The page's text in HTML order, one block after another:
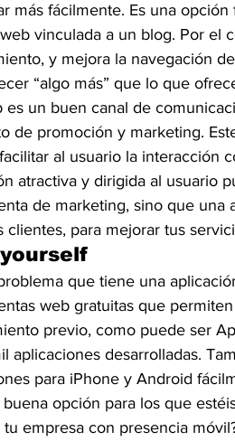
más fácilmente. Es una
vinculada a un blog. Por el
y mejora la navegación
“algo más” que lo que
es un buen canal de
de promoción y marketing.
al usuario la interacción
atractiva y dirigida al usuario
de marketing, sino que
clientes, para mejorar tus
que tiene una
web gratuitas que
previo, como puede ser
aplicaciones desarrolladas.
para iPhone y Android
opción para los que
tu empresa con presencia